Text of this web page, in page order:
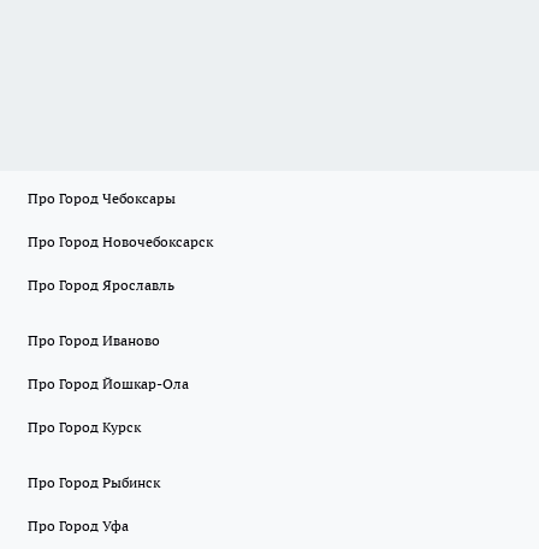
Про Город Чебоксары
Про Город Новочебоксарск
Про Город Ярославль
Про Город Иваново
Про Город Йошкар-Ола
Про Город Курск
Про Город Рыбинск
Про Город Уфа